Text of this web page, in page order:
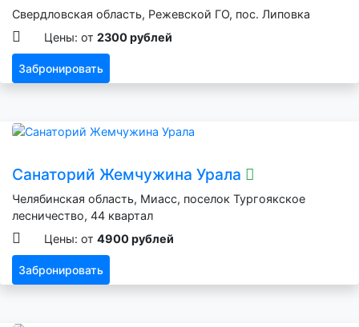
Свердловская область, Режевской ГО, пос. Липовка
Цены: от 2300 рублей
Забронировать
Санаторий Жемчужина Урала
Челябинская область, Миасс, поселок Тургоякское
лесничество, 44 квартал
Цены: от 4900 рублей
Забронировать